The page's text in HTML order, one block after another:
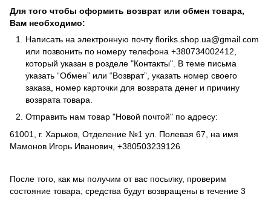
Для того чтобы оформить возврат или обмен товара,
Вам необходимо:
Написать на электронную почту floriks.shop.ua@gmail.com
или позвонить по номеру телефона +380734002412
который указан в розделе "Контакты" . В теме письма
указать “Обмен” или “Возврат”, указать номер своего
заказа, номер карточки для возврата денег и причину
возврата товара.
Отправить нам товар "Новой почтой" по адресу:
61001, г. Харьков, Отделение №1 ул. Полевая 67, на имя
Мамонов Игорь Иванович, +380503239126
После того, как мы получим от вас посылку, проверим
состояние товара, средства будут возвращены в течение 3